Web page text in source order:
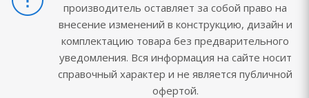
производитель оставляет за собой право на
внесение изменений в конструкцию, дизайн и
комплектацию товара без предварительного
уведомления. Вся информация на сайте носит
справочный характер и не является публичной
офертой.